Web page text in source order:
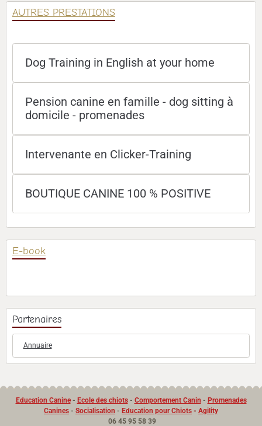
AUTRES PRESTATIONS
Dog Training in English at your home
Pension canine en famille - dog sitting à
domicile - promenades
Intervenante en Clicker-Training
BOUTIQUE CANINE 100 % POSITIVE
E-book
Partenaires
Annuaire
Education Canine- Ecole des chiots - Comportement Canin - Promenades
Canines - Socialisation - Education pour Chiots - Agility
06 45 95 58 39